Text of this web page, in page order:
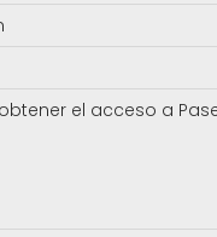
el acceso a